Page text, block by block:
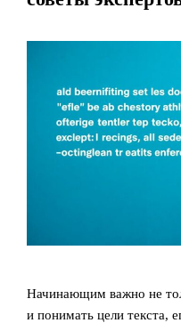
Начинающим важно не
и понимать цели текста,